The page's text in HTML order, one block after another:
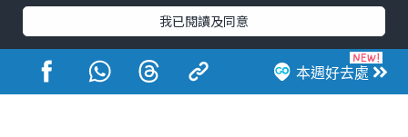
本週好去處
熱門標籤
#UGO搵好去處 #人氣活動推介 #美食社群熱話
#親子玩樂好去處
#ULifestyle應用程式
#限時搶
#UJetso禮物放送
#ULifestyle商戶中心 #著數 #網絡熱話
我已閱讀及同意